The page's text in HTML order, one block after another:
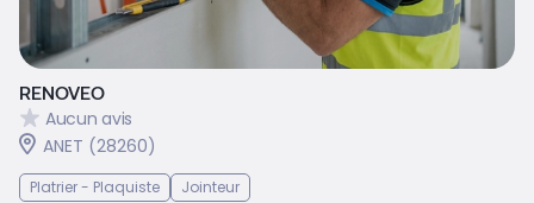
RENOVEO
Aucun avis
ANET (28260)
Platrier - Plaquiste Jointeur